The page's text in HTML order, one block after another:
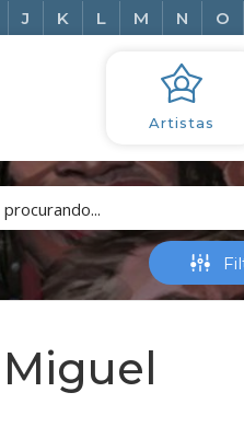
J K L M N O
Artistas